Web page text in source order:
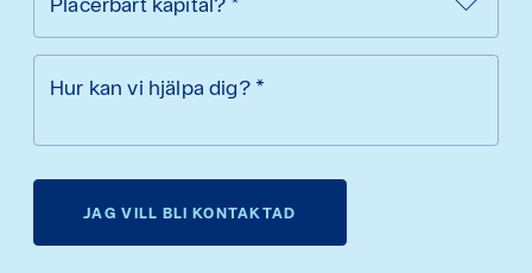
Hur kan vi hjälpa dig? *
JAG VILL BLI KONTAKTAD